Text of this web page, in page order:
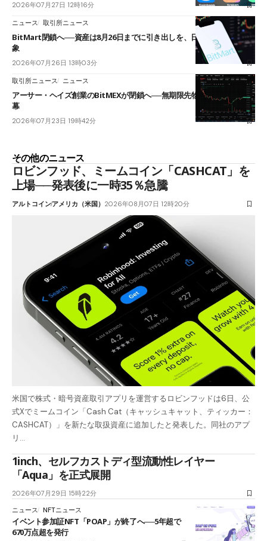
2026年07月27日 12時16分
ニュース 取引所ニュース
BitMart閉鎖へ──資産は8月26日までに引き出しを、日本人利用者も対
象
2026年07月26日 13時03分
取引所ニュース ニュース
アーサー・ヘイズ創業のBitMEXが閉鎖へ──無期限先物を生んだ11年に
幕
2026年07月23日 19時42分
その他のニュース
ロビンフッド、ミームコイン「CASHCAT」を
上場──発表後に一時35％急騰
アルトコインアメリカ（米国） 2026年08月07日 12時20分
米国で株式・暗号資産取引アプリを運営するロビンフッドは6日、公
式Xでミームコイン「Cash Cat（キャッシュキャット、ティッカー：
CASHCAT）」を新たな取扱資産に追加したと発表した。同社のアプ
リ…
1inch、セルフカストディ型流動性レイヤー
「Aqua」を正式展開
2026年07月29日 15時22分
ニュース NFTニュース
イベント参加証NFT「POAP」が終了へ──5年超で
670万点超を発行